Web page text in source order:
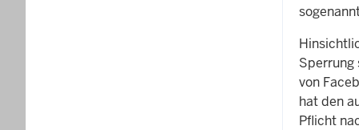
von
hat den
Pflicht